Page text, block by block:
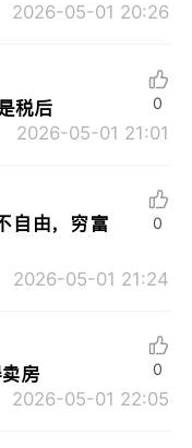
2026-05-01 20:26
税后
2026-05-01 21:01
0
自由，穷富
2026-05-01 21:24
0
房
2026-05-01 22:05
0